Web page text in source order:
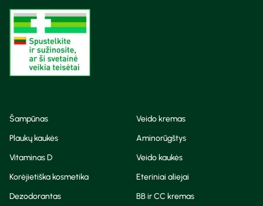
Šampūnas
Veido kremas
Plaukų kaukės
Aminorūgštys
Vitaminas D
Veido kaukės
Korėjietiška kosmetika
Eteriniai aliejai
Dezodorantas
BB ir CC kremas